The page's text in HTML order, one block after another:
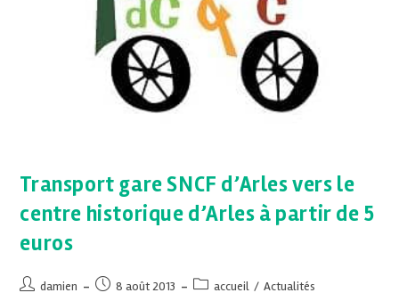
Transport gare SNCF d’Arles vers le
centre historique d’Arles à partir de 5
euros
damien 8 août 2013 accueil / Actualités